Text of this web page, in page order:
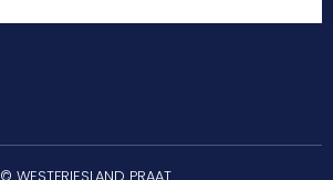
© WESTFRIESLAND PRAAT